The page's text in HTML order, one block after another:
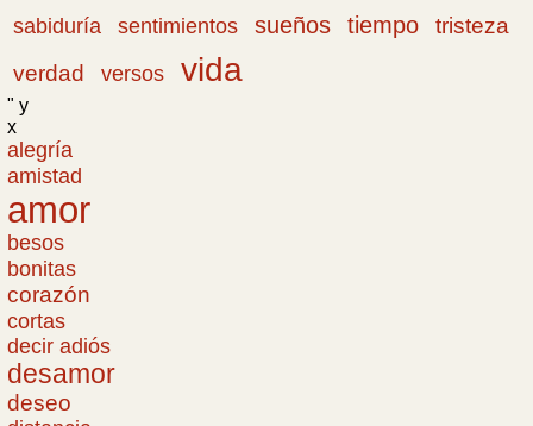
sabiduría sentimientos sueños tiempo
tristeza
verdad
versos vida
" y
x
alegría
amistad
amor
besos
bonitas
corazón
cortas
decir adiós
desamor
deseo